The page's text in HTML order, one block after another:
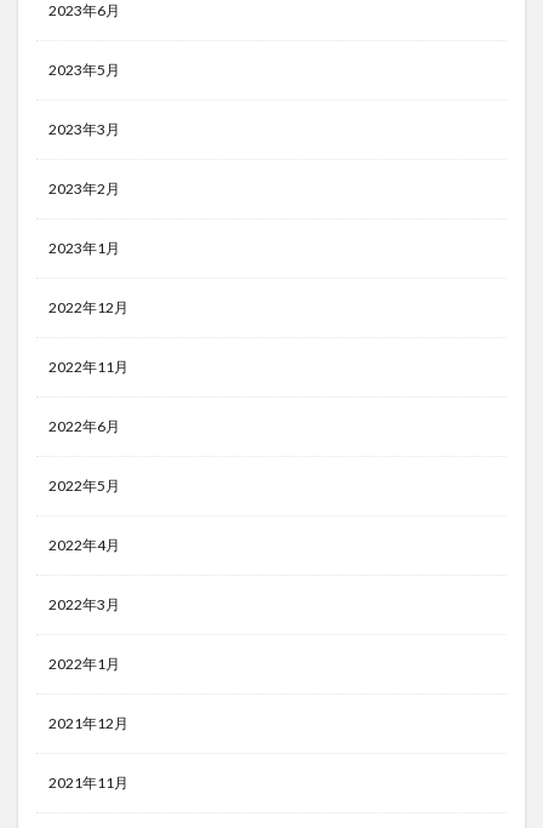
2023年6月
2023年5月
2023年3月
2023年2月
2023年1月
2022年12月
2022年11月
2022年6月
2022年5月
2022年4月
2022年3月
2022年1月
2021年12月
2021年11月